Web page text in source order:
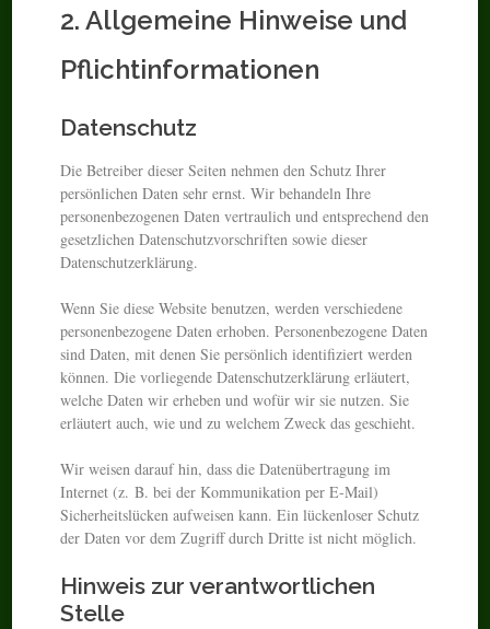
2. Allgemeine Hinweise und
Pflicht­informationen
Datenschutz
Die Betreiber dieser Seiten nehmen den Schutz Ihrer
persönlichen Daten sehr ernst. Wir behandeln Ihre
personenbezogenen Daten vertraulich und entsprechend den
gesetzlichen Datenschutzvorschriften sowie dieser
Datenschutzerklärung.
Wenn Sie diese Website benutzen, werden verschiedene
personenbezogene Daten erhoben. Personenbezogene Daten
sind Daten, mit denen Sie persönlich identifiziert werden
können. Die vorliegende Datenschutzerklärung erläutert,
welche Daten wir erheben und wofür wir sie nutzen. Sie
erläutert auch, wie und zu welchem Zweck das geschieht.
Wir weisen darauf hin, dass die Datenübertragung im
Internet (z. B. bei der Kommunikation per E-Mail)
Sicherheitslücken aufweisen kann. Ein lückenloser Schutz
der Daten vor dem Zugriff durch Dritte ist nicht möglich.
Hinweis zur verantwortlichen
Stelle